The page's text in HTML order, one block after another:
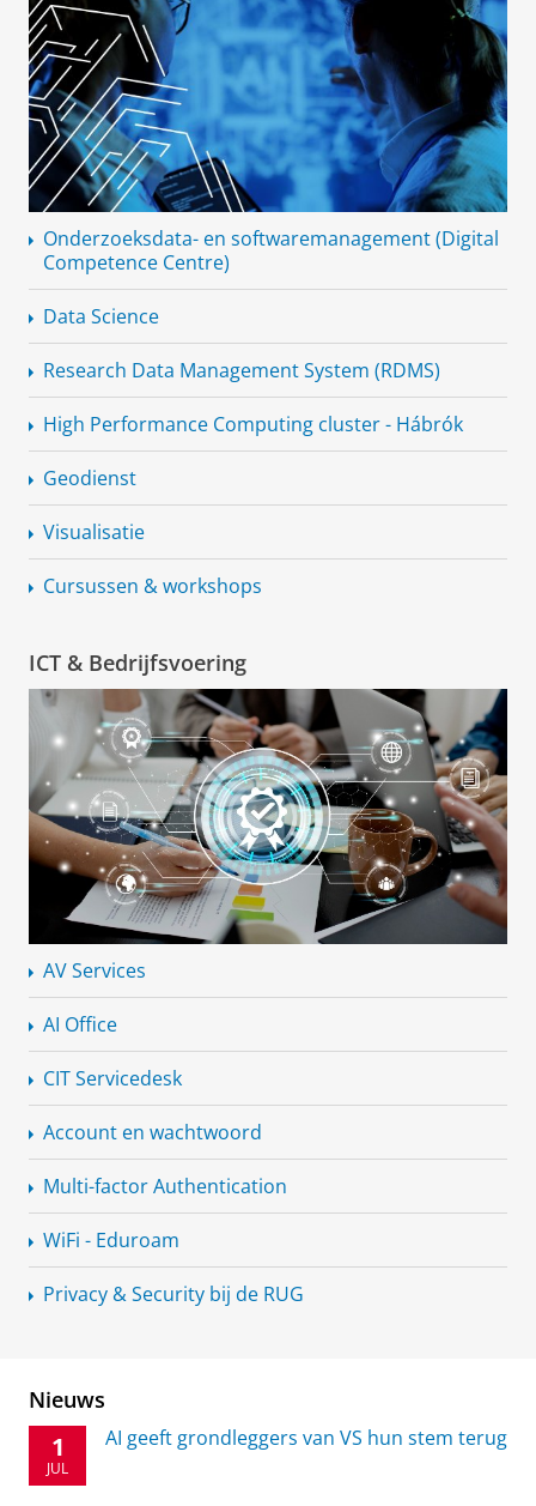
Onderzoeksdata- en softwaremanagement(Digital
Competence Centre)
Data Science
Research Data Management System (RDMS)
High Performance Computing cluster - Hábrók
Geodienst
Visualisatie
Cursussen & workshops
ICT & Bedrijfsvoering
AV Services
AI Office
CIT Servicedesk
Account en wachtwoord
Multi-factor Authentication
WiFi - Eduroam
Privacy & Security bij de RUG
Nieuws
1
JUL
AI geeft grondleggers van VS hun stem terug